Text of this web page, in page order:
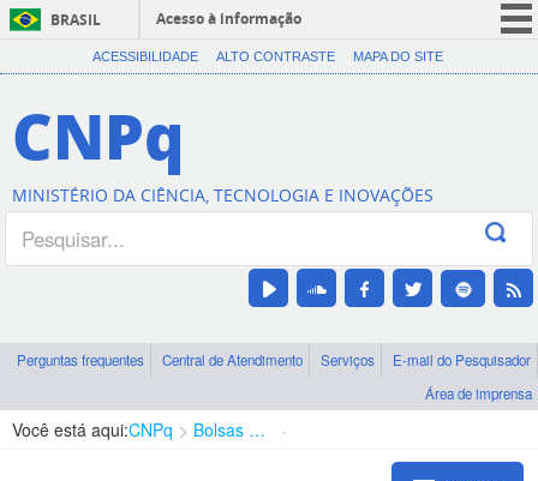
BRASIL
Acesso à informação
CORONAVÍRUS (COVID-19)
Canais
ACESSIBILIDADE ALTO CONTRASTE MAPA DO SITE
CNPq
MINISTÉRIO DA CIÊNCIA, TECNOLOGIA E INOVAÇÕES
Perguntas frequentes Central de Atendimento Serviços
E-mail do Pesquisador
Área de imprensa
Você está aqui:CNPq Bolsas e Auxílios Vigentes